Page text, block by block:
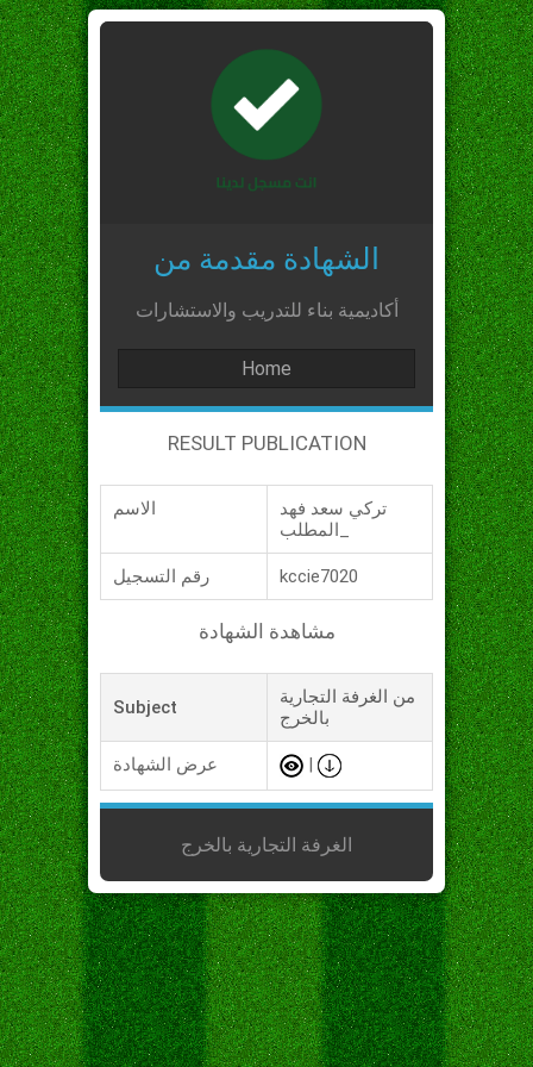
الشهادة مقدمة من
أكاديمية بناء للتدريب والاستشارات
Home
RESULT PUBLICATION
الاسم
تركي سعد فهد
رقم التسجيل kccie7020
مشاهدة الشهادة
Subject
من الغرفة التجارية
بالخرج
عرض الشهادة
الغرفة التجارية بالخرج